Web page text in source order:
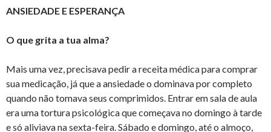
ANSIEDADE E ESPERANÇA
O que grita a tua alma?
Mais uma vez, precisava pedir a receita médica para comprar
sua medicação, já que a ansiedade o dominava por completo
quando não tomava seus comprimidos. Entrar em sala de aula
era uma tortura psicológica que começava no domingo à tarde
e só aliviava na sexta-feira. Sábado e domingo, até o almoço,